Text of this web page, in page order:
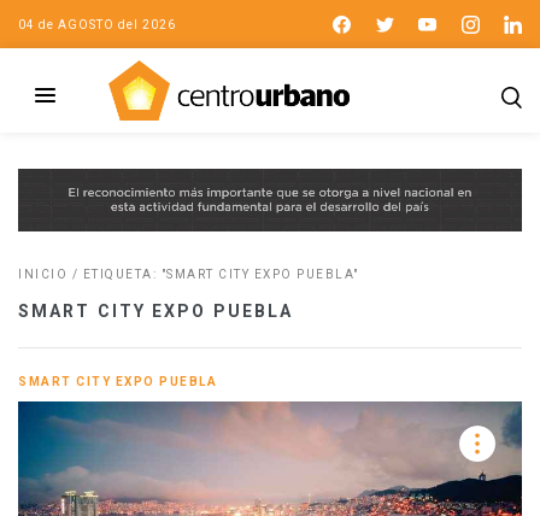
04 de AGOSTO del 2026
INICIO / ETIQUETA: "SMART CITY EXPO PUEBLA"
SMART CITY EXPO PUEBLA
SMART CITY EXPO PUEBLA